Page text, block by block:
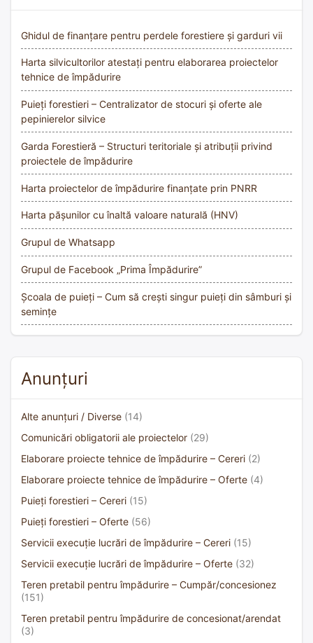
Ghidul de finanțare pentru perdele forestiere și garduri vii
Harta silvicultorilor atestați pentru elaborarea proiectelor
tehnice de împădurire
Puieți forestieri – Centralizator de stocuri și oferte ale
pepinierelor silvice
Garda Forestieră – Structuri teritoriale și atribuții privind
proiectele de împădurire
Harta proiectelor de împădurire finanțate prin PNRR
Harta pășunilor cu înaltă valoare naturală (HNV)
Grupul de Whatsapp
Grupul de Facebook „Prima Împădurire”
Școala de puieți – Cum să crești singur puieți din sâmburi și
semințe
Anunțuri
Alte anunțuri / Diverse (14)
Comunicări obligatorii ale proiectelor (29)
Elaborare proiecte tehnice de împădurire – Cereri (2)
Elaborare proiecte tehnice de împădurire – Oferte (4)
Puieți forestieri – Cereri (15)
Puieți forestieri – Oferte (56)
Servicii execuție lucrări de împădurire – Cereri (15)
Servicii execuție lucrări de împădurire – Oferte (32)
Teren pretabil pentru împădurire – Cumpăr/concesionez
(151)
Teren pretabil pentru împădurire de concesionat/arendat
(3)